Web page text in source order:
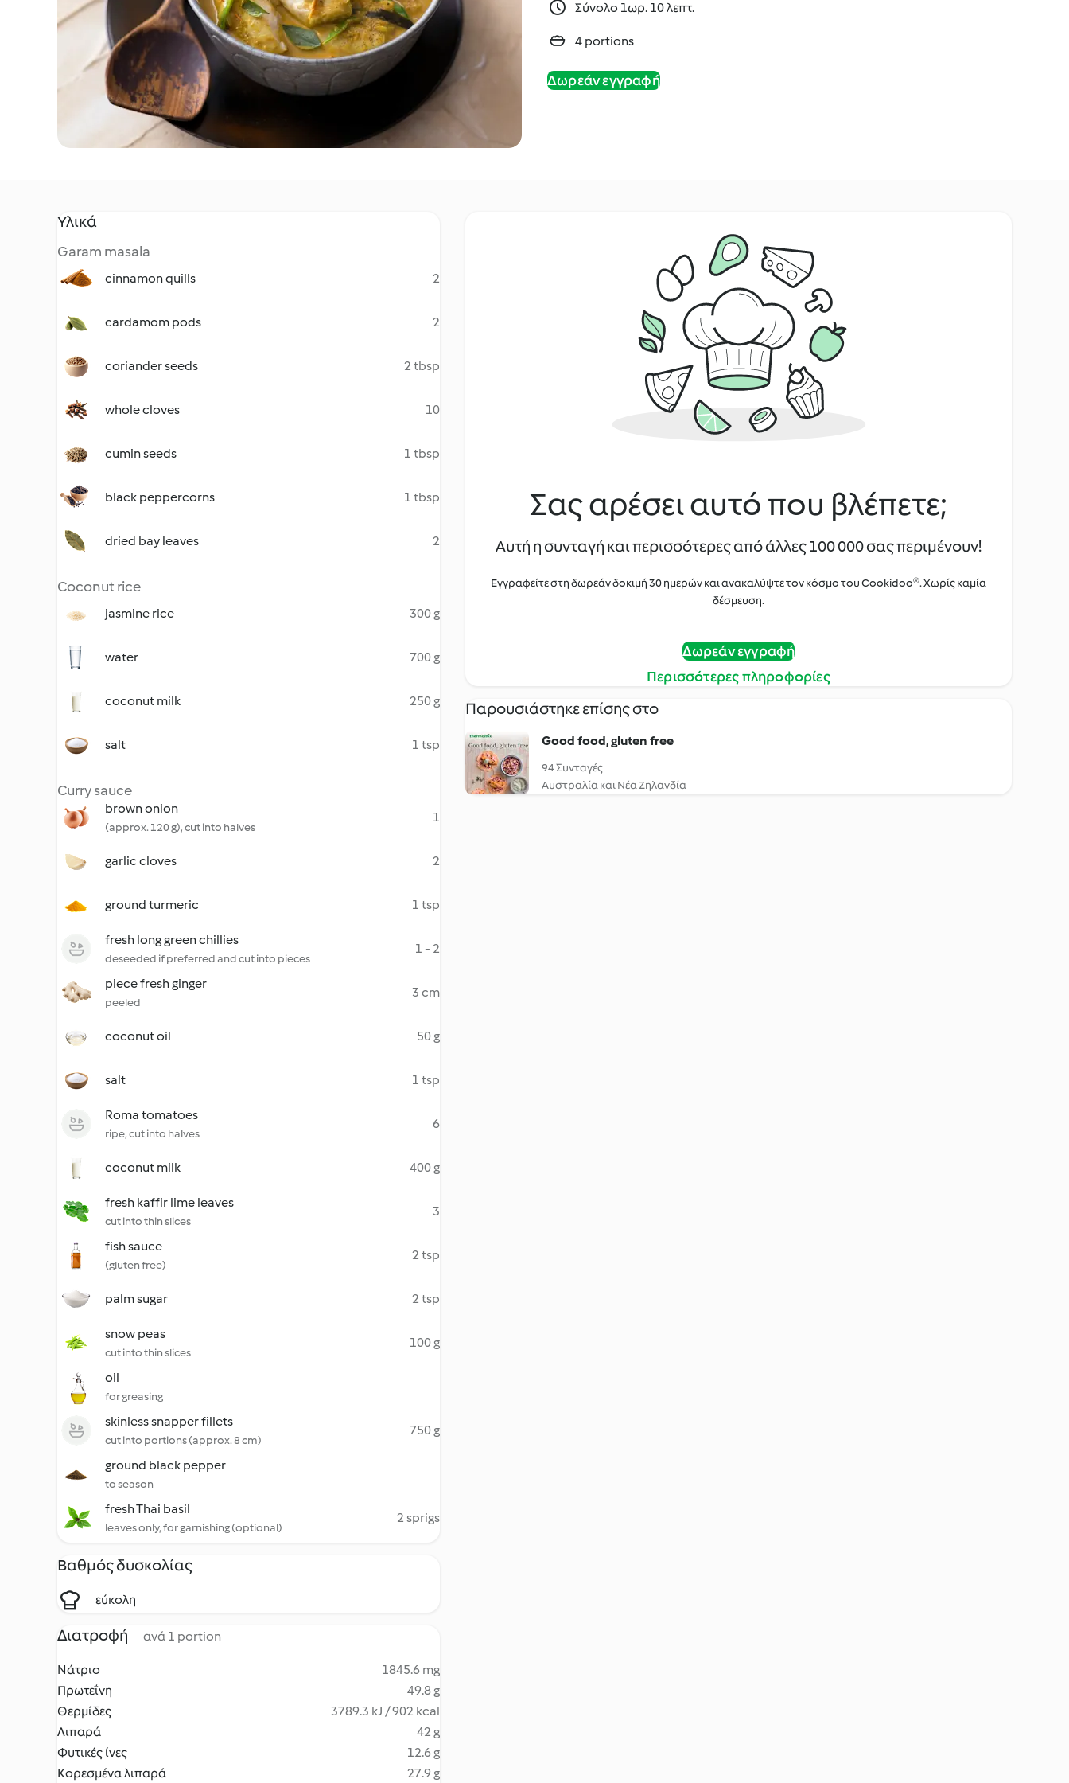
Σύνολο 1ωρ. 10 λεπτ.
4 portions
Δωρεάν εγγραφή
Υλικά
Garam masala
cinnamon quills 2
cardamom pods 2
coriander seeds 2 tbsp
whole cloves 10
cumin seeds 1 tbsp
black peppercorns 1 tbsp
dried bay leaves 2
Coconut rice
jasmine rice 300 g
water 700 g
coconut milk 250 g
salt 1 tsp
Curry sauce
brown onion
(approx. 120 g), cut into halves
1
garlic cloves 2
ground turmeric 1 tsp
fresh long green chillies
deseeded if preferred and cut into pieces
1 - 2
piece fresh ginger
peeled
3 cm
coconut oil 50 g
salt 1 tsp
Roma tomatoes
ripe, cut into halves
6
coconut milk 400 g
fresh kaffir lime leaves
cut into thin slices
3
fish sauce
(gluten free)
2 tsp
palm sugar 2 tsp
snow peas
cut into thin slices
100 g
oil
for greasing
skinless snapper fillets
cut into portions (approx. 8 cm)
750 g
ground black pepper
to season
fresh Thai basil
leaves only, for garnishing (optional)
2 sprigs
Βαθμός δυσκολίας
εύκολη
Διατροφή ανά 1 portion
Νάτριο
1845.6 mg
Πρωτεΐνη
49.8 g
Θερμίδες
3789.3 kJ / 902 kcal
Λιπαρά
42 g
Φυτικές ίνες
12.6 g
Κορεσμένα λιπαρά
27.9 g
Σας αρέσει αυτό που βλέπετε;
Αυτή η συνταγή και περισσότερες από άλλες 100 000 σας περιμένουν!
Εγγραφείτε στη δωρεάν δοκιμή 30 ημερών και ανακαλύψτε τον κόσμο του Cookidoo®. Χωρίς καμία
δέσμευση.
Δωρεάν εγγραφή
Περισσότερες πληροφορίες
Παρουσιάστηκε επίσης στο
Good food, gluten free
94 Συνταγές
Αυστραλία και Νέα Ζηλανδία